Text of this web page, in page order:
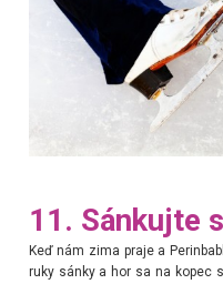
11. Sánkujte
Keď nám zima praje a
ruky sánky a hor sa na kopec